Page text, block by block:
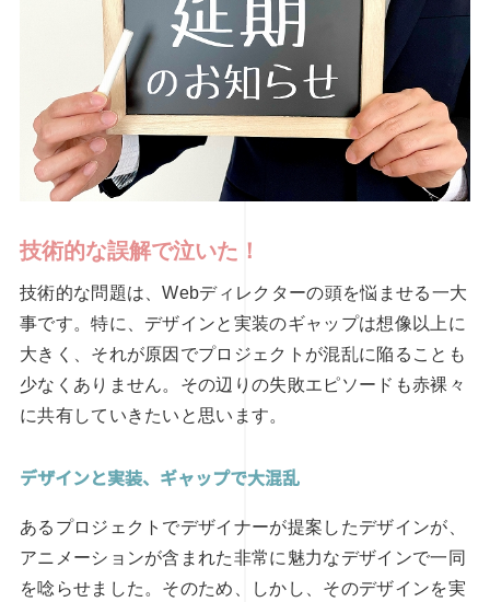
技術的な誤解で泣いた！
技術的な問題は、Webディレクターの頭を悩ませる一大
事です。特に、デザインと実装のギャップは想像以上に
大きく、それが原因でプロジェクトが混乱に陥ることも
少なくありません。その辺りの失敗エピソードも赤裸々
に共有していきたいと思います。
デザインと実装、ギャップで大混乱
あるプロジェクトでデザイナーが提案したデザインが、
アニメーションが含まれた非常に魅力なデザインで一同
を唸らせました。そのため、しかし、そのデザインを実